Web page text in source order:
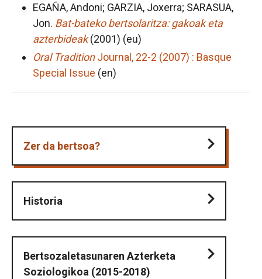
EGAÑA, Andoni; GARZIA, Joxerra; SARASUA,
Jon. Bat-bateko bertsolaritza: gakoak eta
azterbideak(2001) (eu)
Oral TraditionJournal, 22-2 (2007) : Basque
Special Issue (en)
Zer da bertsoa?
Historia
Bertsozaletasunaren Azterketa
Soziologikoa (2015-2018)